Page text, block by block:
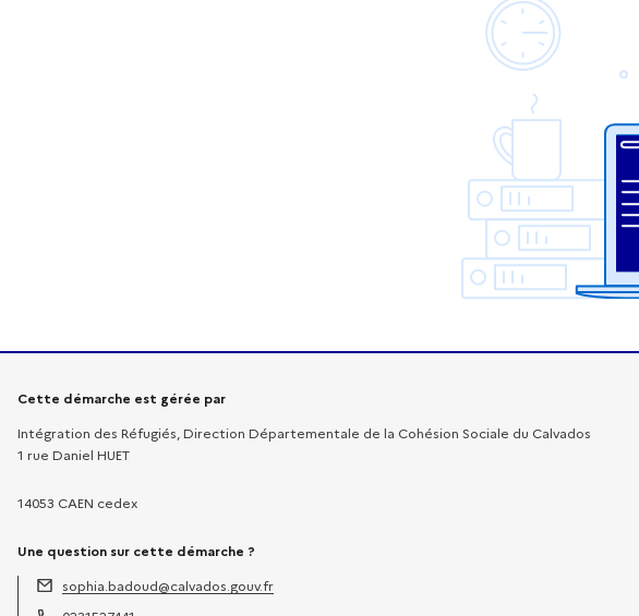
Informations sur la démarche
Cette démarche est gérée par
Intégration des Réfugiés, Direction Départementale de la Cohésion Sociale du Calvados
1 rue Daniel HUET
14053 CAEN cedex
Une question sur cette démarche ?
Adresse électronique :
sophia.badoud@calvados.gouv.fr